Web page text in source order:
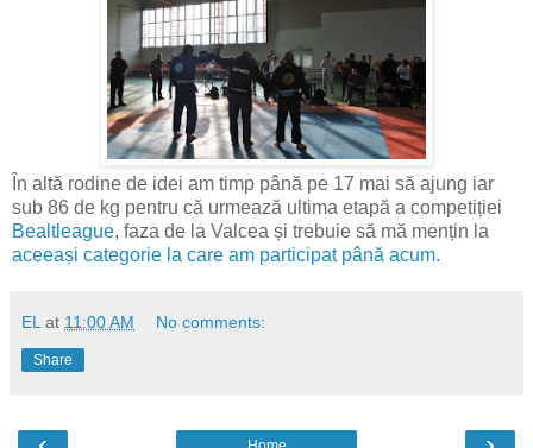
În altă rodine de idei am timp până pe 17 mai să ajung iar
sub 86 de kg pentru că urmează ultima etapă a competiției
Bealtleague, faza de la Valcea și trebuie să mă mențin la
aceeași categorie la care am participat până acum.
EL at 11:00 AM No comments:
Share